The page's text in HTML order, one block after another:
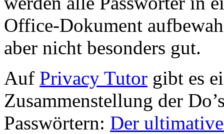
Office-Dokument
aber nicht besonders gut.
Auf Privacy Tutor gibt es
Zusammenstellung der
Passwörtern: Der